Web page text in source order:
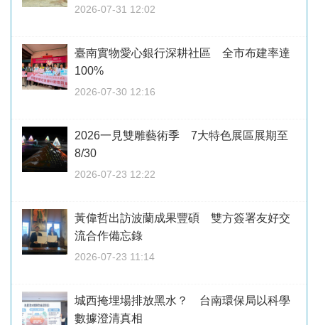
2026-07-31 12:02
臺南實物愛心銀行深耕社區 全市布建率達
100%
2026-07-30 12:16
2026一見雙雕藝術季 7大特色展區展期至
8/30
2026-07-23 12:22
黃偉哲出訪波蘭成果豐碩 雙方簽署友好交
流合作備忘錄
2026-07-23 11:14
城西掩埋場排放黑水？ 台南環保局以科學
數據澄清真相